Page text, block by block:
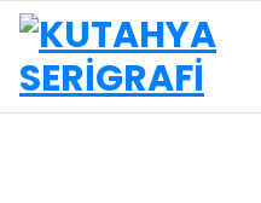
İçeriğe
geç